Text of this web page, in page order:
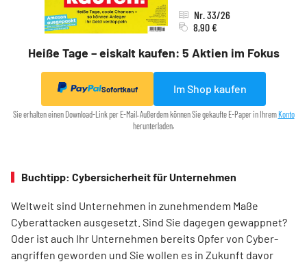
Heiße Tage – eiskalt kaufen: 5 Aktien im Fokus
Nr. 33/26
8,90 €
Sofortkauf Im Shop kaufen
Sie erhalten einen Download-Link per E-Mail. Außerdem können Sie gekaufte E-Paper in Ihrem Konto
herunterladen.
Buchtipp: Cybersicherheit für Unternehmen
Weltweit sind Unternehmen in zunehmendem Maße
Cyberattacken ausgesetzt. Sind Sie dagegen gewappnet?
Oder ist auch Ihr Unternehmen bereits Opfer von Cyber-
angriffen geworden und Sie wollen es in Zukunft davor